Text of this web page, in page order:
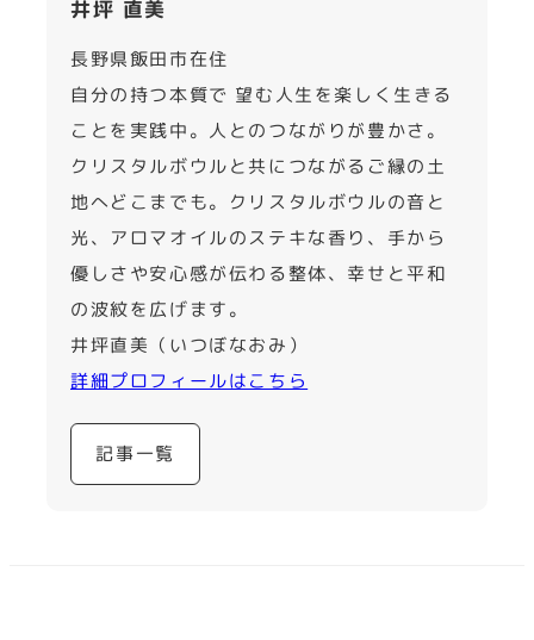
井坪 直美
長野県飯田市在住
自分の持つ本質で 望む人生を楽しく生きる
ことを実践中。人とのつながりが豊かさ。
クリスタルボウルと共につながるご縁の土
地へどこまでも。クリスタルボウルの音と
光、アロマオイルのステキな香り、手から
優しさや安心感が伝わる整体、幸せと平和
の波紋を広げます。
井坪直美（いつぼなおみ）
詳細プロフィールはこちら
記事一覧